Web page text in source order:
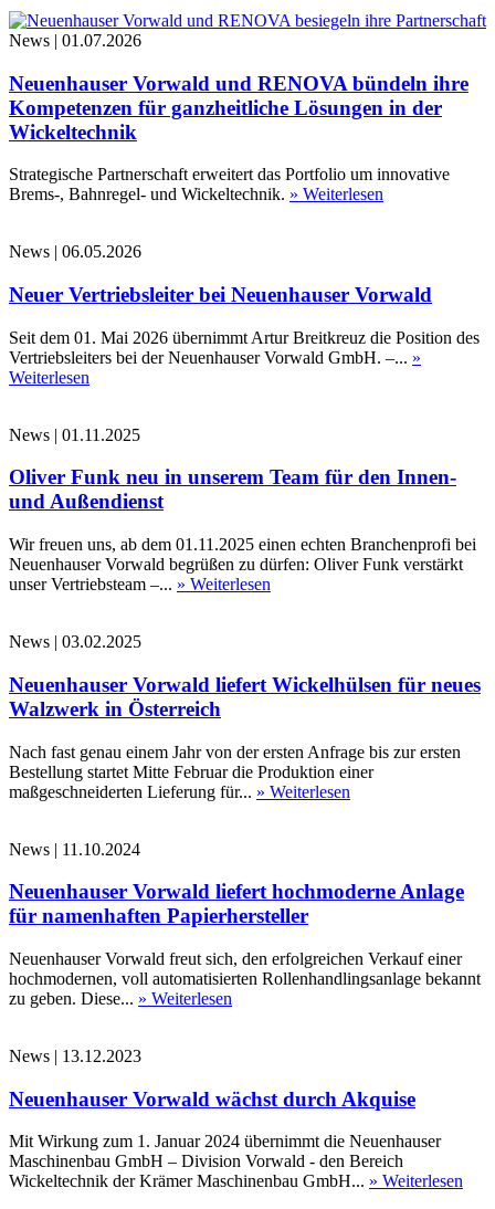
News | 01.07.2026
Neuenhauser Vorwald und RENOVA bündeln ihre
Kompetenzen für ganzheitliche Lösungen in der
Wickeltechnik
Strategische Partnerschaft erweitert das Portfolio um innovative
Brems-, Bahnregel- und Wickeltechnik. » Weiterlesen
News | 06.05.2026
Neuer Vertriebsleiter bei Neuenhauser Vorwald
Seit dem 01. Mai 2026 übernimmt Artur Breitkreuz die Position des
Vertriebsleiters bei der Neuenhauser Vorwald GmbH. –... »
Weiterlesen
News | 01.11.2025
Oliver Funk neu in unserem Team für den Innen-
und Außendienst
Wir freuen uns, ab dem 01.11.2025 einen echten Branchenprofi bei
Neuenhauser Vorwald begrüßen zu dürfen: Oliver Funk verstärkt
unser Vertriebsteam –... » Weiterlesen
News | 03.02.2025
Neuenhauser Vorwald liefert Wickelhülsen für neues
Walzwerk in Österreich
Nach fast genau einem Jahr von der ersten Anfrage bis zur ersten
Bestellung startet Mitte Februar die Produktion einer
maßgeschneiderten Lieferung für... » Weiterlesen
News | 11.10.2024
Neuenhauser Vorwald liefert hochmoderne Anlage
für namenhaften Papierhersteller
Neuenhauser Vorwald freut sich, den erfolgreichen Verkauf einer
hochmodernen, voll automatisierten Rollenhandlingsanlage bekannt
zu geben. Diese... » Weiterlesen
News | 13.12.2023
Neuenhauser Vorwald wächst durch Akquise
Mit Wirkung zum 1. Januar 2024 übernimmt die Neuenhauser
Maschinenbau GmbH – Division Vorwald - den Bereich
Wickeltechnik der Krämer Maschinenbau GmbH... » Weiterlesen